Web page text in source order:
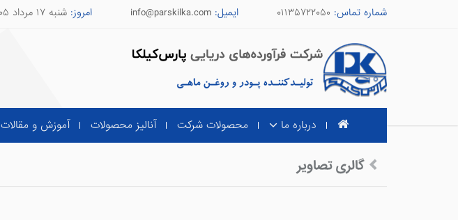
شماره تماس ۰۱۱۳۵۷۲۲۰۵۰ ایمیل info@parskilka.com امروز شنبه ۱۷ مرداد ۱۴۰۵ -
درباره ما محصولات شرکت آنالیز محصولات آموزش و مقالات
گالری تصاویر